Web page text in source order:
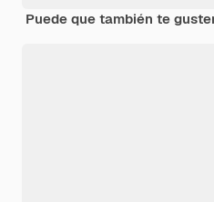
Puede que también te